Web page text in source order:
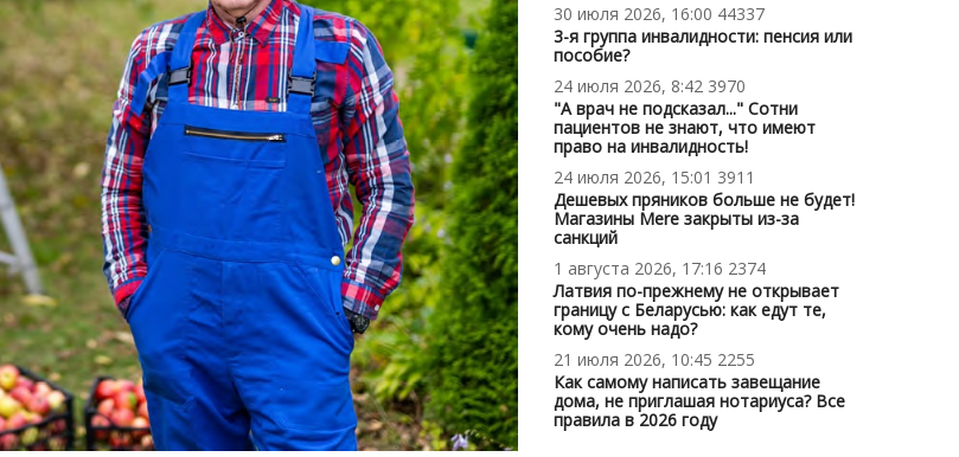
30 июля 2026, 16:00 44337
3-я группа инвалидности: пенсия или
пособие?
24 июля 2026, 8:42 3970
"А врач не подсказал..." Сотни
пациентов не знают, что имеют
право на инвалидность!
24 июля 2026, 15:01 3911
Дешевых пряников больше не будет!
Магазины Mere закрыты из-за
санкций
1 августа 2026, 17:16 2374
Латвия по-прежнему не открывает
границу с Беларусью: как едут те,
кому очень надо?
21 июля 2026, 10:45 2255
Как самому написать завещание
дома, не приглашая нотариуса? Все
правила в 2026 году